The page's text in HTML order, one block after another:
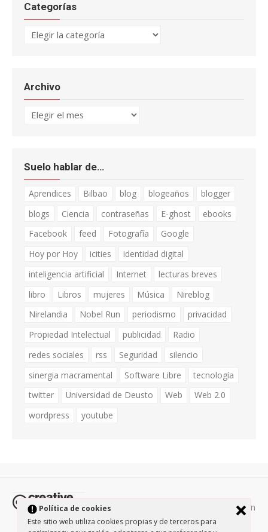
Política de cookies
Este sitio web utiliza cookies propias y de terceros para
Categorías
Categorías
Archivo
Archivo
Suelo hablar de…
Aprendices Bilbao blog blogeaños
blogger
blogs
Ciencia contraseñas E-ghost
ebooks
Facebook
feed Fotografía
Google
Hoy por Hoy
icities
identidad digital
inteligencia artificial
Internet
lecturas breves
libro
Libros mujeres Música
Nireblog
Nirelandia
Nobel Run periodismo
privacidad
Propiedad Intelectual
publicidad
Radio
redes sociales
rss Seguridad
silencio
sinergia macramental
Software Libre
tecnología
twitter
Universidad de Deusto Web
Web 2.0
wordpress
youtube
Todos los contenidos de esta página están
protegidos por la licencia Creative Commons Attribution-